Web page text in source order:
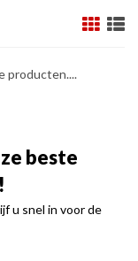
producten....
beste
u snel in voor de